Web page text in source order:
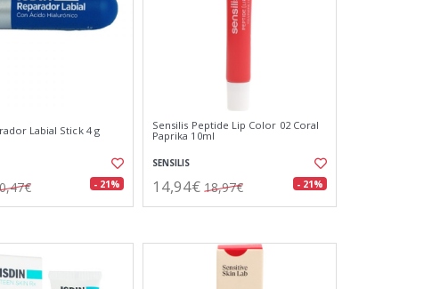
Labial Stick 4 g
- 21%
Sensilis Peptide Lip Color 02 Coral
Paprika 10ml
SENSILIS
14,94€ 18,97€ - 21%